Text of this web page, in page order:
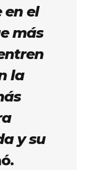
en el
más
la
y su